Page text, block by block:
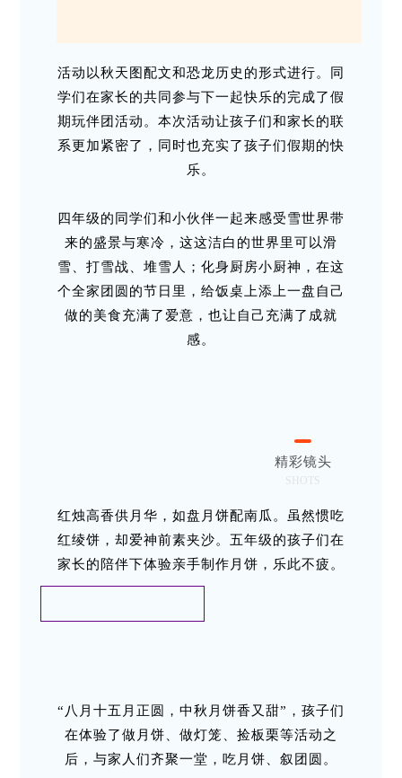
活动以秋天图配文和恐龙历史的形式进行。同
学们在家长的共同参与下一起快乐的完成了假
期玩伴团活动。本次活动让孩子们和家长的联
系更加紧密了，同时也充实了孩子们假期的快
乐。
四年级的同学们和小伙伴一起来感受雪世界带
来的盛景与寒冷，这这洁白的世界里可以滑
雪、打雪战、堆雪人；化身厨房小厨神，在这
个全家团圆的节日里，给饭桌上添上一盘自己
做的美食充满了爱意，也让自己充满了成就
感。
精彩镜头
SHOTS
红烛高香供月华，如盘月饼配南瓜。虽然惯吃
红绫饼，却爱神前素夹沙。五年级的孩子们在
家长的陪伴下体验亲手制作月饼，乐此不疲。
“八月十五月正圆，中秋月饼香又甜”，孩子们
在体验了做月饼、做灯笼、捡板栗等活动之
后，与家人们齐聚一堂，吃月饼、叙团圆。